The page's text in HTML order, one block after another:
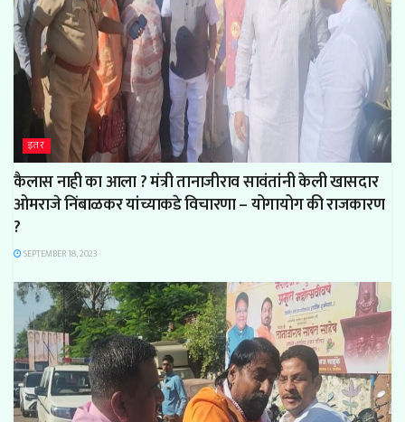
इतर
कैलास नाही का आला ? मंत्री तानाजीराव सावंतांनी केली खासदार
ओमराजे निंबाळकर यांच्याकडे विचारणा – योगायोग की राजकारण
?
SEPTEMBER 18, 2023